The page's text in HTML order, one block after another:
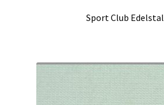
Sport Club Edelstal